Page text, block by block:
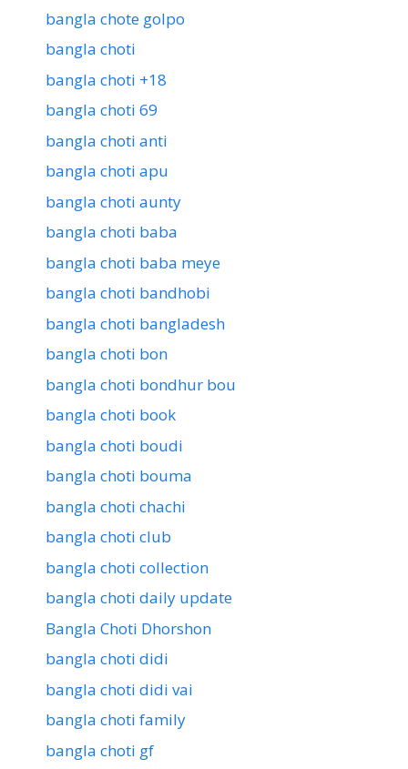
bangla chote golpo
bangla choti
bangla choti +18
bangla choti 69
bangla choti anti
bangla choti apu
bangla choti aunty
bangla choti baba
bangla choti baba meye
bangla choti bandhobi
bangla choti bangladesh
bangla choti bon
bangla choti bondhur bou
bangla choti book
bangla choti boudi
bangla choti bouma
bangla choti chachi
bangla choti club
bangla choti collection
bangla choti daily update
Bangla Choti Dhorshon
bangla choti didi
bangla choti didi vai
bangla choti family
bangla choti gf